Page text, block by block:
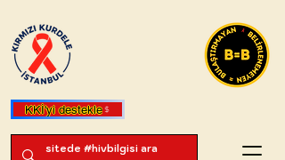
KKİ'yi destekle